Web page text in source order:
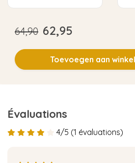
64,90 62,95
Toevoegen aan
Évaluations
4/5 (1 évaluations)